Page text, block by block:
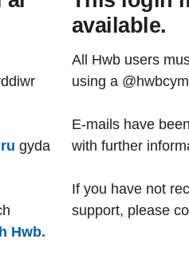
gyda
Hwb.
available.
All Hwb users
using a
E-mails have
with further
If you have not
support, please